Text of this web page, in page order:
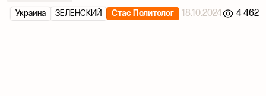
Стас Политолог
18.10.2024 4 462
ЗЕЛЕНСКИЙ
Украина